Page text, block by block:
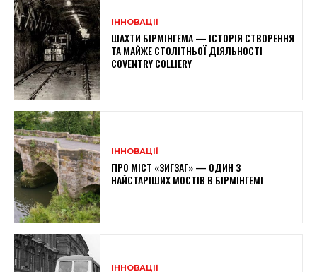
ІННОВАЦІЇ
ШАХТИ БІРМІНГЕМА — ІСТОРІЯ СТВОРЕННЯ
ТА МАЙЖЕ СТОЛІТНЬОЇ ДІЯЛЬНОСТІ
COVENTRY COLLIERY
ІННОВАЦІЇ
ПРО МІСТ «ЗИГЗАГ» — ОДИН З
НАЙСТАРІШИХ МОСТІВ В БІРМІНГЕМІ
ІННОВАЦІЇ